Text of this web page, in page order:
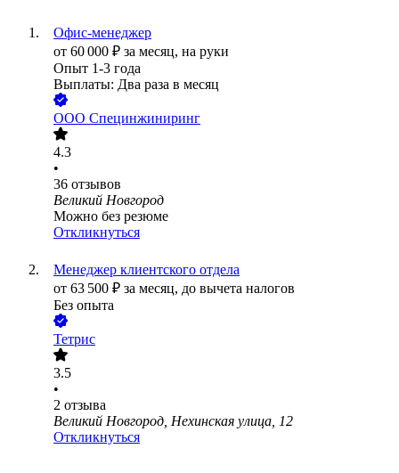
Офис-менеджер
от 60 000 ₽ за месяц, на руки
Опыт 1-3 года
Выплаты: Два раза в месяц
ООО Специнжиниринг
4.3
•
36 отзывов
Великий Новгород
Можно без резюме
Откликнуться
Менеджер клиентского отдела
от 63 500 ₽ за месяц, до вычета налогов
Без опыта
Тетрис
3.5
•
2 отзыва
Великий Новгород, Нехинская улица, 12
Откликнуться